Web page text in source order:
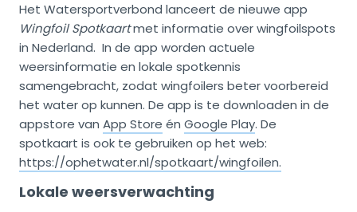
Het Watersportverbond lanceert de nieuwe app
Wingfoil Spotkaartmet informatie over wingfoilspots
in Nederland. In de app worden actuele
weersinformatie en lokale spotkennis
samengebracht, zodat wingfoilers beter voorbereid
het water op kunnen. De app is te downloaden in de
appstore van App Store én Google Play. De
spotkaart is ook te gebruiken op het web:
https://ophetwater.nl/spotkaart/wingfoilen.
Lokale weersverwachting